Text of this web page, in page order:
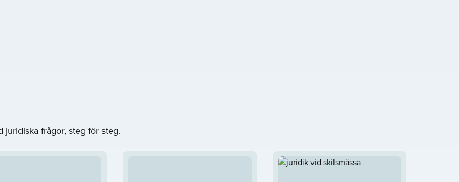
Sälen. Vårt mål är
frågor, steg för steg.